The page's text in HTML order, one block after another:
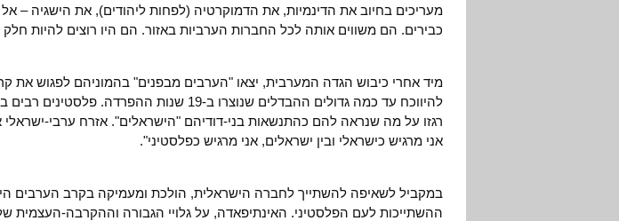
מעריכים בחיוב את הדינמיות, את הדמוקרטיה (לפחות ליהודים), את הישגיה –
כבירים. הם משווים אותה לכל החברות הערביות באזור. הם היו רוצים להיות
מיד אחרי כיבוש הגדה המערבית, יצאו "הערבים מבפנים" בהמוניהם לפגוש את
להיווכח עד כמה גדולים ההבדלים שנוצרו ב-19 שנות ההפרדה.
רגזו על מה שנראה להם כהתנשאות בני-דודיהם "הישראלים". אזרח ערבי-ישראלי
אני מרגיש כישראלי ובין ישראלים, אני מרגיש כפלסטיני".
במקביל לשאיפה להשתייך לחברה הישראלית, הולכת ומעמיקה בקרב הערבים
ההשתייכות לעם הפלסטיני. האינתיפאדה, על גלויי הגבורה וההקרבה-העצמית